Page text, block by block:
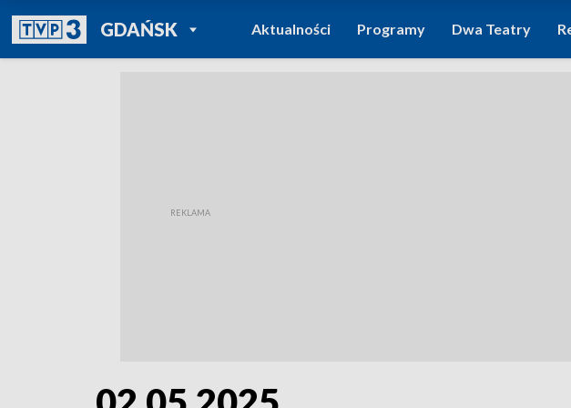
GDAŃSKPOWRÓT DO
TVP REGIONY
Aktualności Programy Dwa Teatry